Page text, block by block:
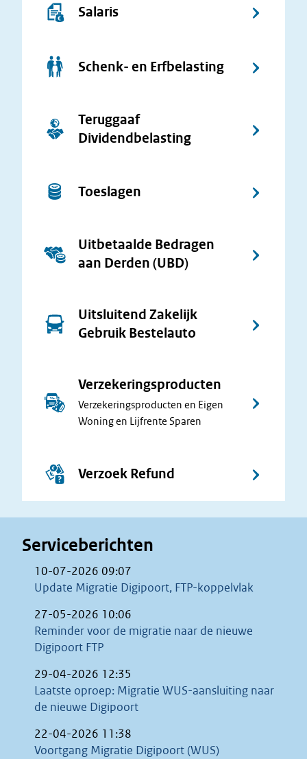
Salaris
Schenk- en Erfbelasting
Teruggaaf
Dividendbelasting
Toeslagen
Uitbetaalde Bedragen
aan Derden (UBD)
Uitsluitend Zakelijk
Gebruik Bestelauto
Verzekeringsproducten
Verzekeringsproducten en Eigen
Woning en Lijfrente Sparen
Verzoek Refund
Serviceberichten
10-07-2026 09:07
Update Migratie Digipoort, FTP-koppelvlak
27-05-2026 10:06
Reminder voor de migratie naar de nieuwe
Digipoort FTP
29-04-2026 12:35
Laatste oproep: Migratie WUS-aansluiting naar
de nieuwe Digipoort
22-04-2026 11:38
Voortgang Migratie Digipoort (WUS)